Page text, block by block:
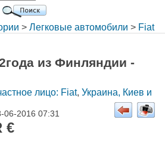
> Легковые автомобили > Fiat
из Финляндии -
лицо: Fiat, Украина, Киев и
06-2016 07:31
€